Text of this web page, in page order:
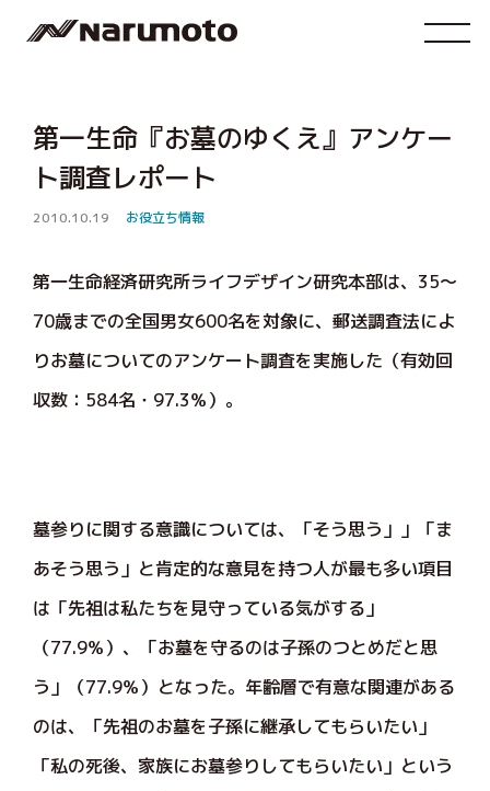
第一生命『お墓のゆくえ』アンケー
ト調査レポート
2010.10.19 お役立ち情報
第一生命経済研究所ライフデザイン研究本部は、35～
70歳までの全国男女600名を対象に、郵送調査法によ
りお墓についてのアンケート調査を実施した（有効回
収数：584名・97.3％）。
墓参りに関する意識については、「そう思う」」「ま
あそう思う」と肯定的な意見を持つ人が最も多い項目
は「先祖は私たちを見守っている気がする」
（77.9％）、「お墓を守るのは子孫のつとめだと思
う」（77.9％）となった。年齢層で有意な関連がある
のは、「先祖のお墓を子孫に継承してもらいたい」
「私の死後、家族にお墓参りしてもらいたい」という